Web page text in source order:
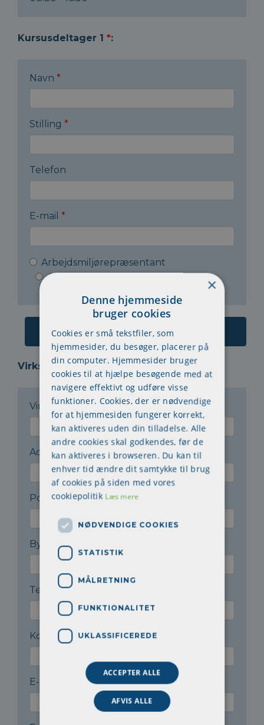
Kursusdeltager 1 *:
Navn *
Stilling *
Telefon
E-mail *
Arbejdsmiljørepræsentant
Arbejdsleder
Virksomheden:
Virksomhedsnavn*
Adresse *
Postnr.*
By
Telefon*
Kontaktperson*
E-mail til kontaktperson*
×
Denne hjemmeside
bruger cookies
Cookies er små tekstfiler, som
hjemmesider, du besøger, placerer på
din computer. Hjemmesider bruger
cookies til at hjælpe besøgende med at
navigere effektivt og udføre visse
funktioner. Cookies, der er nødvendige
for at hjemmesiden fungerer korrekt,
kan aktiveres uden din tilladelse. Alle
andre cookies skal godkendes, før de
kan aktiveres i browseren. Du kan til
enhver tid ændre dit samtykke til brug
af cookies på siden med vores
cookiepolitik Læs mere
NØDVENDIGE COOKIES
STATISTIK
MÅLRETNING
FUNKTIONALITET
UKLASSIFICEREDE
ACCEPTER ALLE
AFVIS ALLE